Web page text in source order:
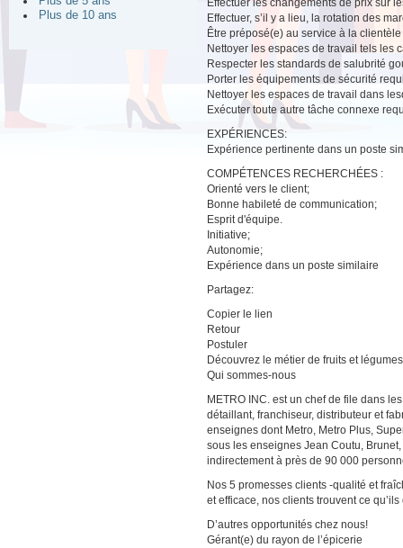
Plus de 10 ans
Effectuer les changements de prix sur
Effectuer, s’il y a lieu, la rotation des
Être préposé(e) au service à la
Nettoyer les espaces de travail tels les
Respecter les standards de salubrité
Porter les équipements de sécurité
Nettoyer les espaces de travail dans
Exécuter toute autre tâche connexe
EXPÉRIENCES:
Expérience pertinente dans un poste
COMPÉTENCES RECHERCHÉES :
Orienté vers le client;
Bonne habileté de communication;
Esprit d'équipe.
Initiative;
Autonomie;
Expérience dans un poste similaire
Partagez:
Copier le lien
Retour
Postuler
Découvrez le métier de fruits et légumes
Qui sommes-nous
METRO INC. est un chef de file dans
détaillant, franchiseur, distributeur et
enseignes dont Metro, Metro Plus,
sous les enseignes Jean Coutu,
indirectement à près de 90 000
Nos 5 promesses clients -qualité et
et efficace, nos clients trouvent ce
D’autres opportunités chez nous!
Gérant(e) du rayon de l’épicerie